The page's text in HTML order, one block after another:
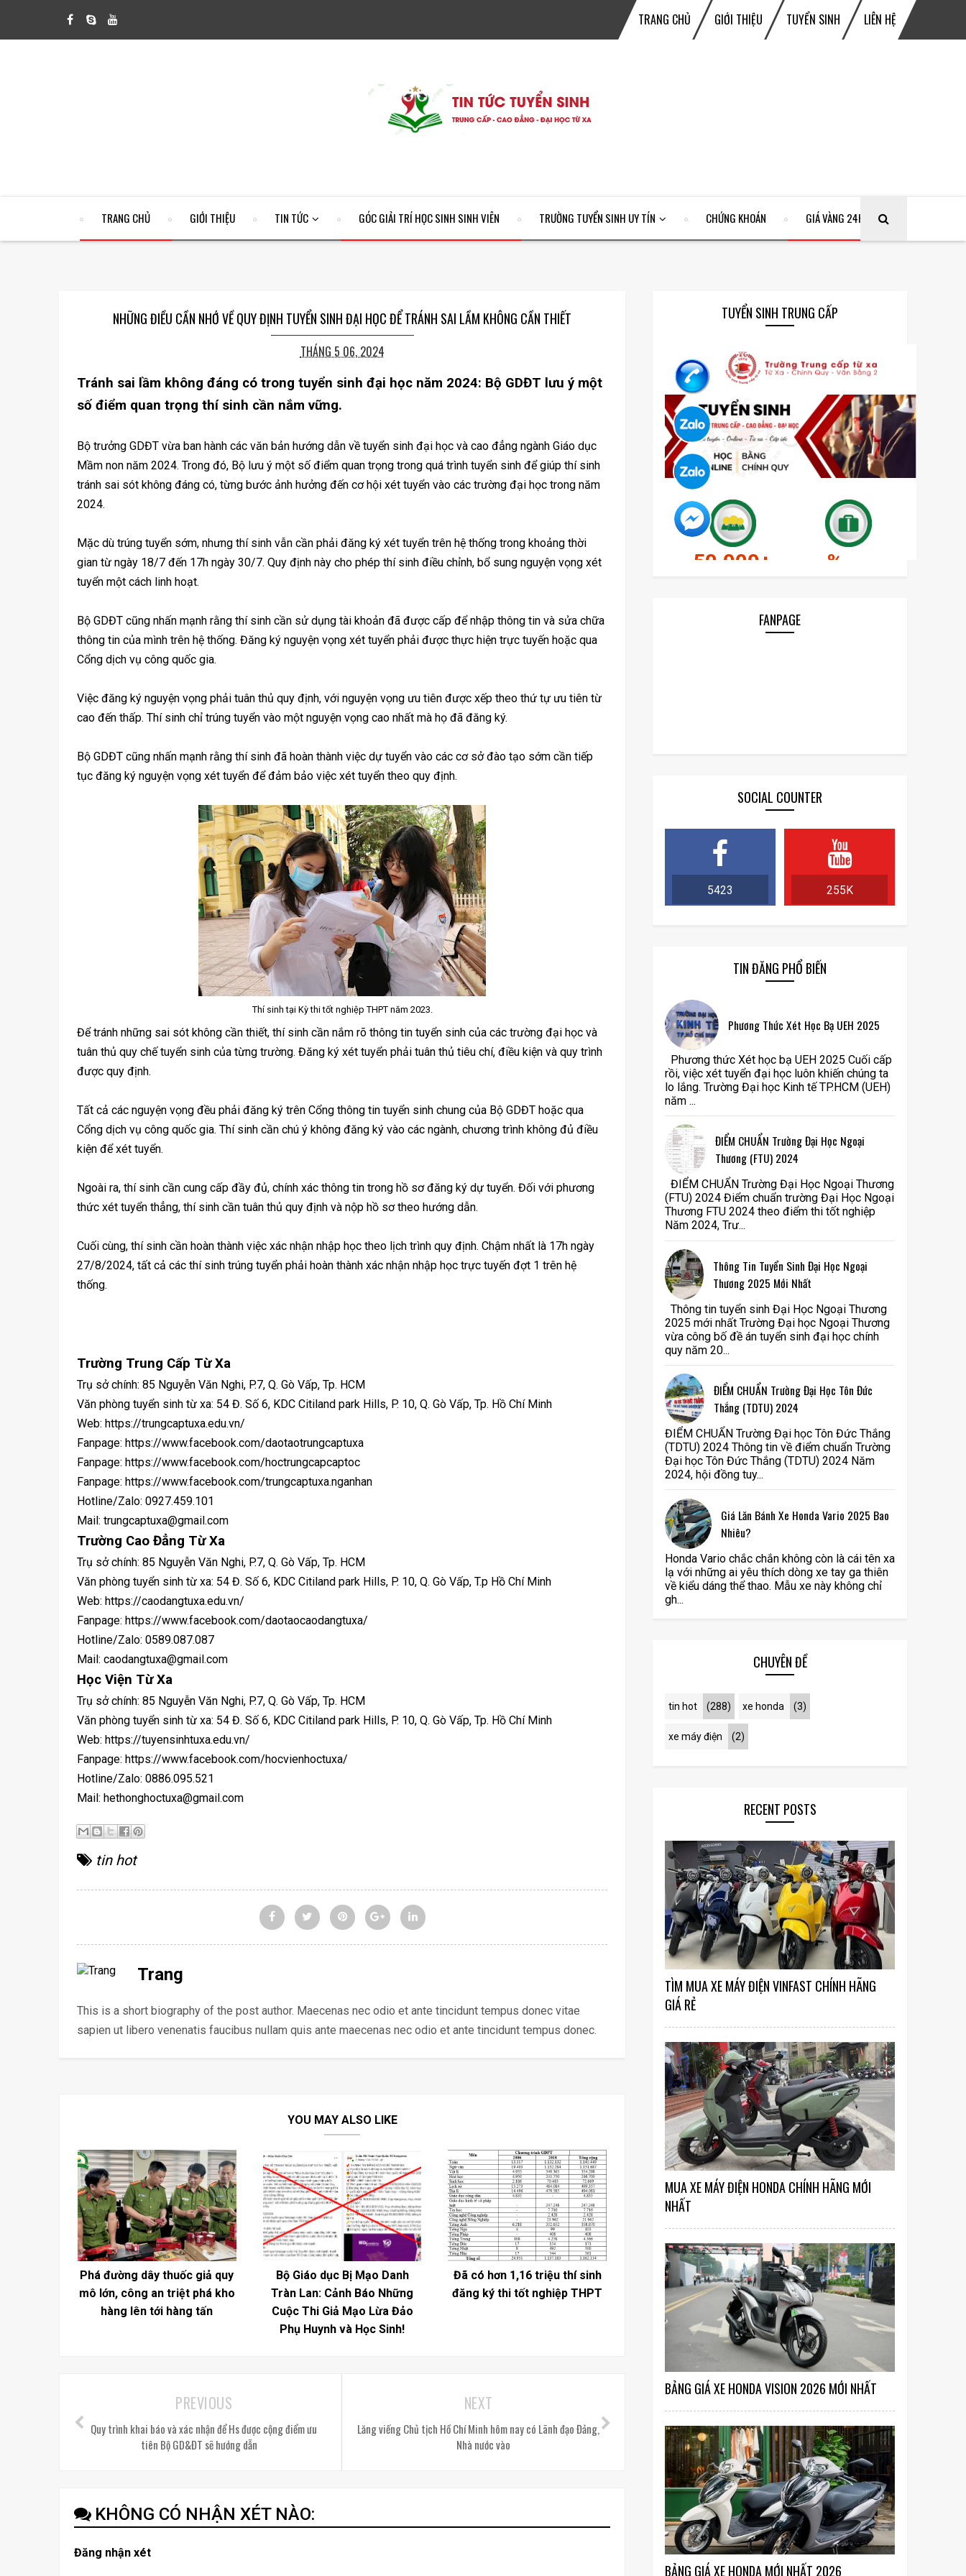
TRANG CHỦ GIỚI THIỆU TUYỂN SINH LIÊN HỆ
TRANG CHỦ GIỚI THIỆU TIN TỨC GÓC GIẢI TRÍ HỌC SINH SINH VIÊN TRƯỜNG TUYỂN SINH UY TÍN CHỨNG KHOÁN GIÁ VÀNG 24H
NHỮNG ĐIỀU CẦN NHỚ VỀ QUY ĐỊNH TUYỂN SINH ĐẠI HỌC ĐỂ TRÁNH SAI LẦM KHÔNG CẦN THIẾT
THÁNG 5 06, 2024
Tránh sai lầm không đáng có trong tuyển sinh đại học năm 2024: Bộ GDĐT lưu ý một
số điểm quan trọng thí sinh cần nắm vững.
Bộ trưởng GDĐT vừa ban hành các văn bản hướng dẫn về tuyển sinh đại học và cao đẳng ngành Giáo dục
Mầm non năm 2024. Trong đó, Bộ lưu ý một số điểm quan trọng trong quá trình tuyển sinh để giúp thí sinh
tránh sai sót không đáng có, từng bước ảnh hưởng đến cơ hội xét tuyển vào các trường đại học trong năm
2024.
Mặc dù trúng tuyển sớm, nhưng thí sinh vẫn cần phải đăng ký xét tuyển trên hệ thống trong khoảng thời
gian từ ngày 18/7 đến 17h ngày 30/7. Quy định này cho phép thí sinh điều chỉnh, bổ sung nguyện vọng xét
tuyển một cách linh hoạt.
Bộ GDĐT cũng nhấn mạnh rằng thí sinh cần sử dụng tài khoản đã được cấp để nhập thông tin và sửa chữa
thông tin của mình trên hệ thống. Đăng ký nguyện vọng xét tuyển phải được thực hiện trực tuyến hoặc qua
Cổng dịch vụ công quốc gia.
Việc đăng ký nguyện vọng phải tuân thủ quy định, với nguyện vọng ưu tiên được xếp theo thứ tự ưu tiên từ
cao đến thấp. Thí sinh chỉ trúng tuyển vào một nguyện vọng cao nhất mà họ đã đăng ký.
Bộ GDĐT cũng nhấn mạnh rằng thí sinh đã hoàn thành việc dự tuyển vào các cơ sở đào tạo sớm cần tiếp
tục đăng ký nguyện vọng xét tuyển để đảm bảo việc xét tuyển theo quy định.
Thí sinh tại Kỳ thi tốt nghiệp THPT năm 2023.
Để tránh những sai sót không cần thiết, thí sinh cần nắm rõ thông tin tuyển sinh của các trường đại học và
tuân thủ quy chế tuyển sinh của từng trường. Đăng ký xét tuyển phải tuân thủ tiêu chí, điều kiện và quy trình
được quy định.
Tất cả các nguyện vọng đều phải đăng ký trên Cổng thông tin tuyển sinh chung của Bộ GDĐT hoặc qua
Cổng dịch vụ công quốc gia. Thí sinh cần chú ý không đăng ký vào các ngành, chương trình không đủ điều
kiện để xét tuyển.
Ngoài ra, thí sinh cần cung cấp đầy đủ, chính xác thông tin trong hồ sơ đăng ký dự tuyển. Đối với phương
thức xét tuyển thẳng, thí sinh cần tuân thủ quy định và nộp hồ sơ theo hướng dẫn.
Cuối cùng, thí sinh cần hoàn thành việc xác nhận nhập học theo lịch trình quy định. Chậm nhất là 17h ngày
27/8/2024, tất cả các thí sinh trúng tuyển phải hoàn thành xác nhận nhập học trực tuyến đợt 1 trên hệ
thống.
Trường Trung Cấp Từ Xa
Trụ sở chính: 85 Nguyễn Văn Nghi, P.7, Q. Gò Vấp, Tp. HCM
Văn phòng tuyển sinh từ xa: 54 Đ. Số 6, KDC Citiland park Hills, P. 10, Q. Gò Vấp, Tp. Hồ Chí Minh
Web: https://trungcaptuxa.edu.vn/
Fanpage: https://www.facebook.com/daotaotrungcaptuxa
Fanpage: https://www.facebook.com/hoctrungcapcaptoc
Fanpage: https://www.facebook.com/trungcaptuxa.nganhan
Hotline/Zalo: 0927.459.101
Mail: trungcaptuxa@gmail.com
Trường Cao Đẳng Từ Xa
Trụ sở chính: 85 Nguyễn Văn Nghi, P.7, Q. Gò Vấp, Tp. HCM
Văn phòng tuyển sinh từ xa: 54 Đ. Số 6, KDC Citiland park Hills, P. 10, Q. Gò Vấp, T.p Hồ Chí Minh
Web: https://caodangtuxa.edu.vn/
Fanpage: https://www.facebook.com/daotaocaodangtuxa/
Hotline/Zalo: 0589.087.087
Mail: caodangtuxa@gmail.com
Học Viện Từ Xa
Trụ sở chính: 85 Nguyễn Văn Nghi, P.7, Q. Gò Vấp, Tp. HCM
Văn phòng tuyển sinh từ xa: 54 Đ. Số 6, KDC Citiland park Hills, P. 10, Q. Gò Vấp, Tp. Hồ Chí Minh
Web: https://tuyensinhtuxa.edu.vn/
Fanpage: https://www.facebook.com/hocvienhoctuxa/
Hotline/Zalo: 0886.095.521
Mail: hethonghoctuxa@gmail.com
tin hot
Trang
This is a short biography of the post author. Maecenas nec odio et ante tincidunt tempus donec vitae
sapien ut libero venenatis faucibus nullam quis ante maecenas nec odio et ante tincidunt tempus donec.
YOU MAY ALSO LIKE
Phá đường dây thuốc giả quy
mô lớn, công an triệt phá kho
hàng lên tới hàng tấn
Bộ Giáo dục Bị Mạo Danh
Tràn Lan: Cảnh Báo Những
Cuộc Thi Giả Mạo Lừa Đảo
Phụ Huynh và Học Sinh!
Đã có hơn 1,16 triệu thí sinh
đăng ký thi tốt nghiệp THPT
NEXT
Lăng viếng Chủ tịch Hồ Chí Minh hôm nay có Lãnh đạo Đảng,
Nhà nước vào
PREVIOUS
Quy trình khai báo và xác nhận để Hs được cộng điểm ưu
tiên Bộ GD&ĐT sẽ hướng dẫn
KHÔNG CÓ NHẬN XÉT NÀO:
Đăng nhận xét
TUYỂN SINH TRUNG CẤP
FANPAGE
SOCIAL COUNTER
5423 255K
TIN ĐĂNG PHỔ BIẾN
Phương Thức Xét Học Bạ UEH 2025
Phương thức Xét học bạ UEH 2025 Cuối cấp
rồi, việc xét tuyển đại học luôn khiến chúng ta
lo lắng. Trường Đại học Kinh tế TP.HCM (UEH)
năm ...
ĐIỂM CHUẨN Trường Đại Học Ngoại
Thương (FTU) 2024
ĐIỂM CHUẨN Trường Đại Học Ngoại Thương
(FTU) 2024 Điểm chuẩn trường Đại Học Ngoại
Thương FTU 2024 theo điểm thi tốt nghiệp
Năm 2024, Trư...
Thông Tin Tuyển Sinh Đại Học Ngoại
Thương 2025 Mới Nhất
Thông tin tuyển sinh Đại Học Ngoại Thương
2025 mới nhất Trường Đại học Ngoại Thương
vừa công bố đề án tuyển sinh đại học chính
quy năm 20...
ĐIỂM CHUẨN Trường Đại Học Tôn Đức
Thắng (TDTU) 2024
ĐIỂM CHUẨN Trường Đại học Tôn Đức Thắng
(TDTU) 2024 Thông tin về điểm chuẩn Trường
Đại học Tôn Đức Thắng (TDTU) 2024 Năm
2024, hội đồng tuy...
Giá Lăn Bánh Xe Honda Vario 2025 Bao
Nhiêu?
Honda Vario chắc chắn không còn là cái tên xa
lạ với những ai yêu thích dòng xe tay ga thiên
về kiểu dáng thể thao. Mẫu xe này không chỉ
gh...
CHUYÊN ĐỀ
tin hot (288) xe honda (3)
xe máy điện (2)
RECENT POSTS
TÌM MUA XE MÁY ĐIỆN VINFAST CHÍNH HÃNG
GIÁ RẺ
MUA XE MÁY ĐIỆN HONDA CHÍNH HÃNG MỚI
NHẤT
BẢNG GIÁ XE HONDA VISION 2026 MỚI NHẤT
BẢNG GIÁ XE HONDA MỚI NHẤT 2026